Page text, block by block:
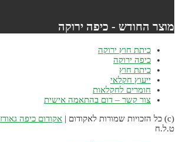
החודש - כיפה ירוקה
כיתת חוץ ירוקה
כיפה ירוקה
כיתת חוץ
ייעוץ חקלאי
חומרים לחקלאות
צור קשר – דום בהתאמה אישית
אקודום כיפה גאודזית